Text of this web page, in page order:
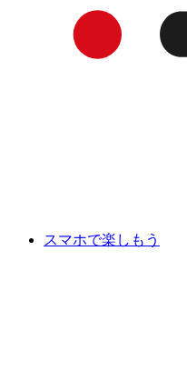
スマホで楽しもう